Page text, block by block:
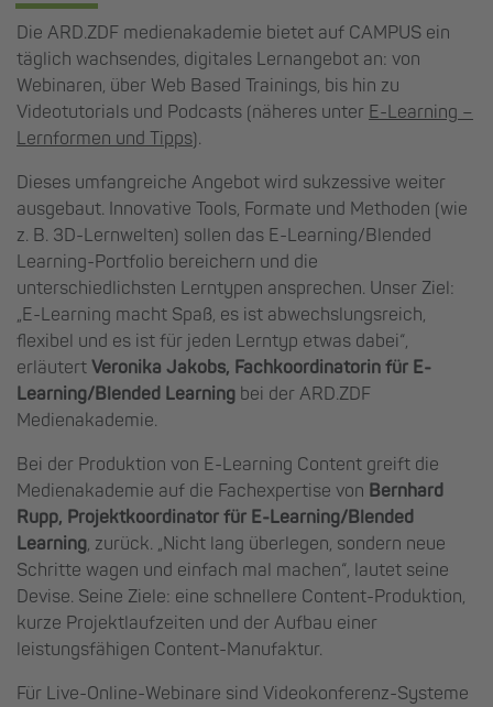
Die ARD.ZDF medienakademie bietet auf CAMPUS ein
täglich wachsendes, digitales Lernangebot an: von
Webinaren, über Web Based Trainings, bis hin zu
Videotutorials und Podcasts (näheres unter E-Learning –
Lernformen und Tipps).
Dieses umfangreiche Angebot wird sukzessive weiter
ausgebaut. Innovative Tools, Formate und Methoden (wie
z. B. 3D-Lernwelten) sollen das E-Learning/Blended
Learning-Portfolio bereichern und die
unterschiedlichsten Lerntypen ansprechen. Unser Ziel:
„E-Learning macht Spaß, es ist abwechslungsreich,
flexibel und es ist für jeden Lerntyp etwas dabei“,
erläutert Veronika Jakobs, Fachkoordinatorin für E-
Learning/Blended Learning bei der ARD.ZDF
Medienakademie.
Bei der Produktion von E-Learning Content greift die
Medienakademie auf die Fachexpertise von Bernhard
Rupp, Projektkoordinator für E-Learning/Blended
Learning, zurück. „Nicht lang überlegen, sondern neue
Schritte wagen und einfach mal machen“, lautet seine
Devise. Seine Ziele: eine schnellere Content-Produktion,
kurze Projektlaufzeiten und der Aufbau einer
leistungsfähigen Content-Manufaktur.
Für Live-Online-Webinare sind Videokonferenz-Systeme